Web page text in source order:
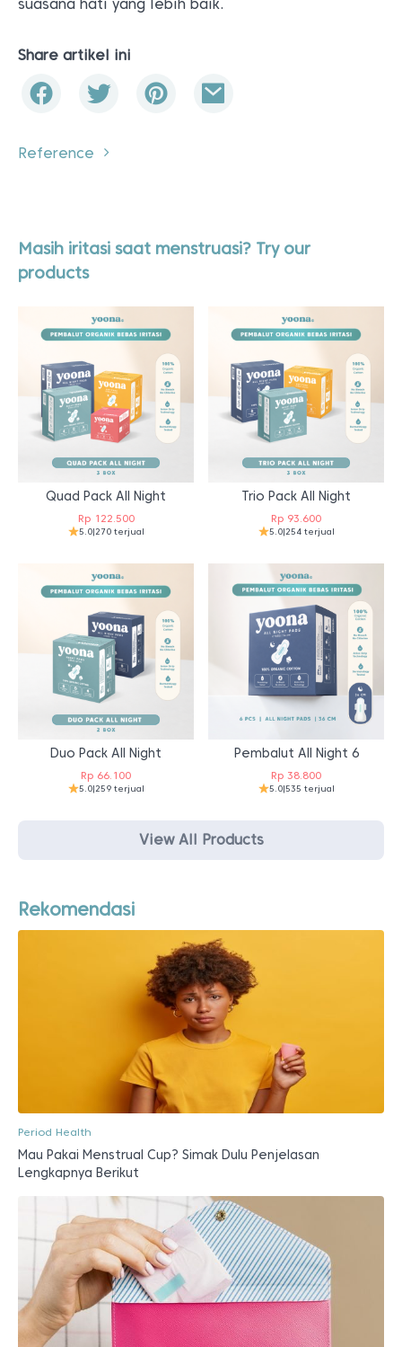
suasana hati yang lebih baik.
Share artikel ini
Reference
Masih iritasi saat menstruasi? Try our
products
Quad Pack All Night
Rp122.500
5.0|270 terjual
Trio Pack All Night
Rp 93.600
5.0|254 terjual
Duo Pack All Night
Rp 66.100
5.0|259 terjual
Pembalut All Night 6
Rp 38.800
5.0|535 terjual
View All Products
Rekomendasi
Period Health
Mau Pakai Menstrual Cup? Simak Dulu Penjelasan
Lengkapnya Berikut